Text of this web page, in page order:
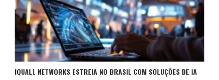
IQUALL NETWORKS ESTREIA NO BRASIL COM SOLUÇÕES DE IA